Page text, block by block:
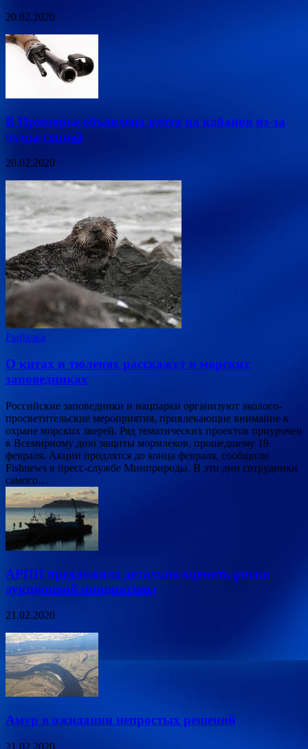
20.02.2020
В Приморье объявлена охота на кабанов из-за
чумы свиней
20.02.2020
Рыбалка
О китах и тюленях расскажут в морских
заповедниках
Российские заповедники и нацпарки организуют эколого-
просветительские мероприятия, привлекающие внимание к
охране морских зверей. Ряд тематических проектов приурочен
к Всемирному дню защиты мормлеков, прошедшему 19
февраля. Акции продлятся до конца февраля, сообщили
Fishnews в пресс-службе Минприроды. В эти дни сотрудники
самого…
АРПП предложила детально оценить риски
аукционной инициативы
21.02.2020
Амур в ожидании непростых решений
21.02.2020